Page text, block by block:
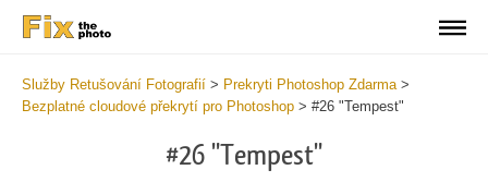
Služby Retušování Fotografií > Prekryti Photoshop Zdarma>
Bezplatné cloudové překrytí pro Photoshop > #26 "Tempest"
#26 "Tempest"